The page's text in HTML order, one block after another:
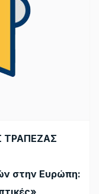
ΤΡΑΠΕΖΑΣ
στην Ευρώπη: